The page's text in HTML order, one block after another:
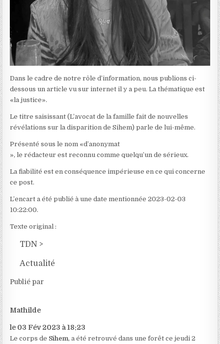
Dans le cadre de notre rôle d’information, nous publions ci-
dessous un article vu sur internet il y a peu. La thématique est
«la justice».
Le titre saisissant (L’avocat de la famille fait de nouvelles
révélations sur la disparition de Sihem) parle de lui-même.
Présenté sous le nom «d’anonymat
», le rédacteur est reconnu comme quelqu’un de sérieux.
La fiabilité est en conséquence impérieuse en ce qui concerne
ce post.
L’encart a été publié à une date mentionnée 2023-02-03
10:22:00.
Texte original :
TDN >
Actualité
Publié par
Mathilde
le 03 Fév 2023 à 18:23
Le corps de Sihem, a été retrouvé dans une forêt ce jeudi 2